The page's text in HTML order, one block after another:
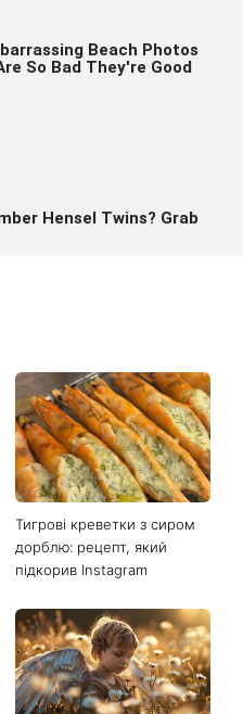
Тигрові креветки з сиром
дорблю: рецепт, який
підкорив Instagram